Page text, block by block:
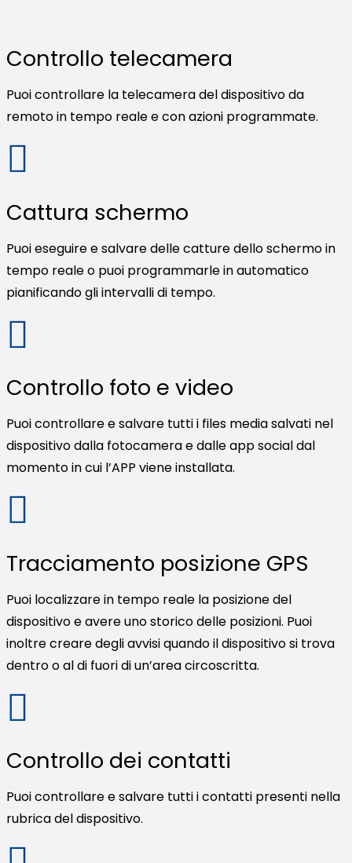
Controllo telecamera
Puoi controllare la telecamera del dispositivo da
remoto in tempo reale e con azioni programmate.
Cattura schermo
Puoi eseguire e salvare delle catture dello schermo in
tempo reale o puoi programmarle in automatico
pianificando gli intervalli di tempo.
Controllo foto e video
Puoi controllare e salvare tutti i files media salvati nel
dispositivo dalla fotocamera e dalle app social dal
momento in cui l’APP viene installata.
Tracciamento posizione GPS
Puoi localizzare in tempo reale la posizione del
dispositivo e avere uno storico delle posizioni. Puoi
inoltre creare degli avvisi quando il dispositivo si trova
dentro o al di fuori di un’area circoscritta.
Controllo dei contatti
Puoi controllare e salvare tutti i contatti presenti nella
rubrica del dispositivo.